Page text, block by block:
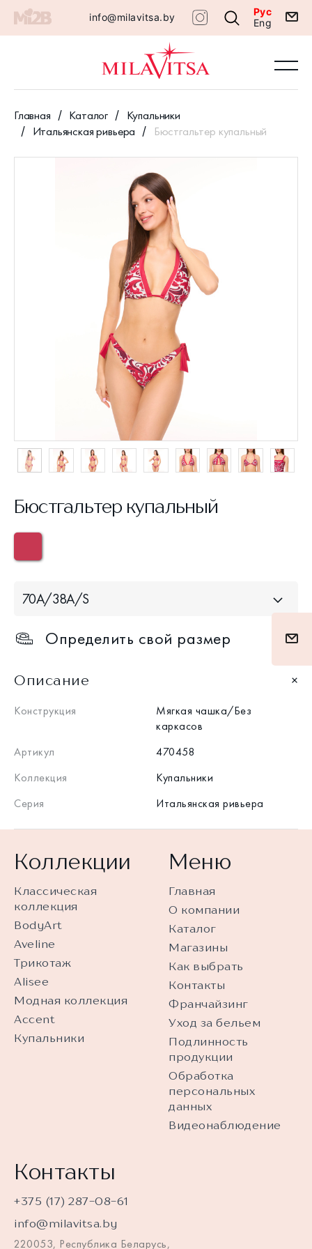
info@milavitsa.by
Рус
Eng
Главная Каталог
Купальники
Итальянская ривьера
Бюстгальтер купальный
Бюстгальтер купальный
70A/38A/S
Определить свой размер
Описание
Конструкция
Мягкая чашка/Без
каркасов
Артикул
470458
Коллекция
Купальники
Серия
Итальянская ривьера
Коллекции
Классическая
коллекция
BodyArt
Aveline
Трикотаж
Alisee
Модная коллекция
Accent
Купальники
Меню
Главная
О компании
Каталог
Магазины
Как выбрать
Контакты
Франчайзинг
Уход за бельем
Подлинность
продукции
Обработка
персональных
данных
Видеонаблюдение
Контакты
+375 (17) 287-08-61
info@milavitsa.by
220053, Республика Беларусь,